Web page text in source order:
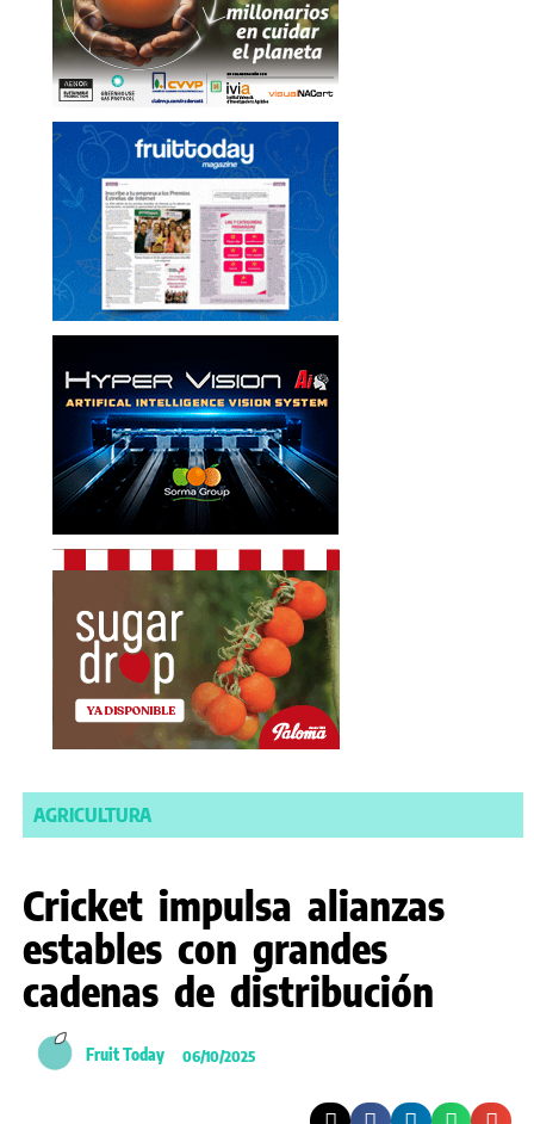
AGRICULTURA
Cricket impulsa alianzas
estables con grandes
cadenas de distribución
Fruit Today 06/10/2025